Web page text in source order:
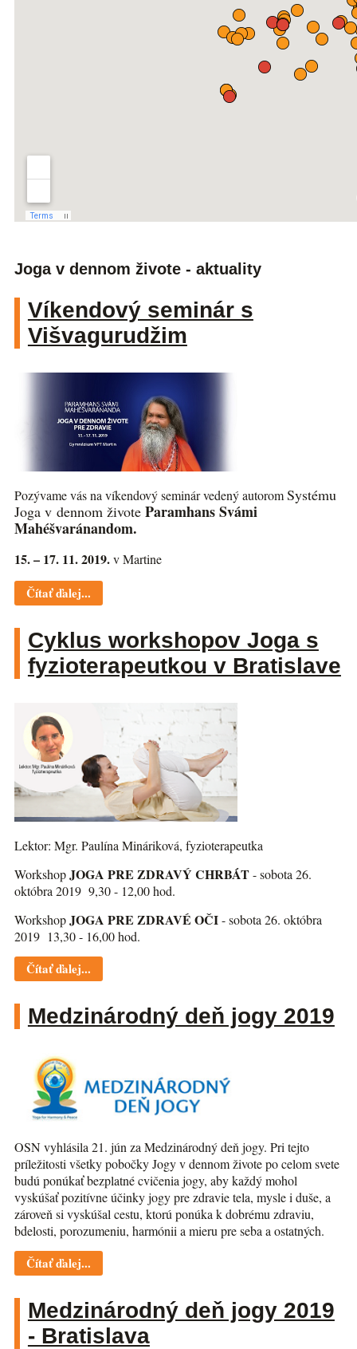
Joga v dennom živote - aktuality
Víkendový seminár s
Višvagurudžim
Pozývame vás na víkendový seminár vedený autoromSystému
Joga v dennom živote Paramhans Svámi
Mahéšvaránandom.
15. – 17. 11. 2019.v Martine
Čítať ďalej...
Cyklus workshopov Joga s
fyzioterapeutkou v Bratislave
Lektor: Mgr. Paulína Mináriková, fyzioterapeutka
WorkshopJOGA PRE ZDRAVÝ CHRBÁT- sobota 26.
októbra 2019 9,30 - 12,00 hod.
WorkshopJOGA PRE ZDRAVÉ OČI- sobota 26. októbra
2019 13,30 - 16,00 hod.
Čítať ďalej...
Medzinárodný deň jogy 2019
OSN vyhlásila 21. jún za Medzinárodný deň jogy. Pri tejto
príležitosti všetky pobočky Jogy v dennom živote po celom svete
budú ponúkať bezplatné cvičenia jogy, aby každý mohol
vyskúšať pozitívne účinky jogy pre zdravie tela, mysle i duše, a
zároveň si vyskúšal cestu, ktorú ponúka k dobrému zdraviu,
bdelosti, porozumeniu, harmónii a mieru pre seba a ostatných.
Čítať ďalej...
Medzinárodný deň jogy 2019
- Bratislava